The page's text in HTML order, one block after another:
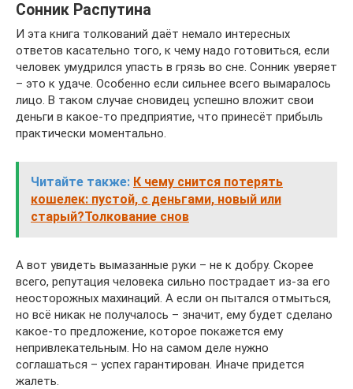
Сонник Распутина
И эта книга толкований даёт немало интересных
ответов касательно того, к чему надо готовиться, если
человек умудрился упасть в грязь во сне. Сонник уверяет
– это к удаче. Особенно если сильнее всего вымаралось
лицо. В таком случае сновидец успешно вложит свои
деньги в какое-то предприятие, что принесёт прибыль
практически моментально.
Читайте также: К чему снится потерять
кошелек: пустой, с деньгами, новый или
старый?Толкование снов
А вот увидеть вымазанные руки – не к добру. Скорее
всего, репутация человека сильно пострадает из-за его
неосторожных махинаций. А если он пытался отмыться,
но всё никак не получалось – значит, ему будет сделано
какое-то предложение, которое покажется ему
непривлекательным. Но на самом деле нужно
соглашаться – успех гарантирован. Иначе придется
жалеть.